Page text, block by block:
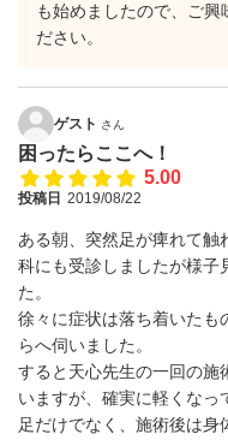
も始めましたので、ご興
ださい。
ゲスト さん
困ったらここへ！
5.00
投稿日 2019/08/22
ある朝、突然足が痺れて触
科にも受診しましたが様子
た。
徐々に症状は落ち着いたも
らへ伺いました。
すると天心先生の一回の施
いますが、確実に軽くなっ
足だけでなく、施術後は